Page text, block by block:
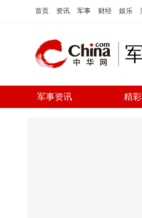
首页 资讯 军事 财经 娱乐
军事资讯 精